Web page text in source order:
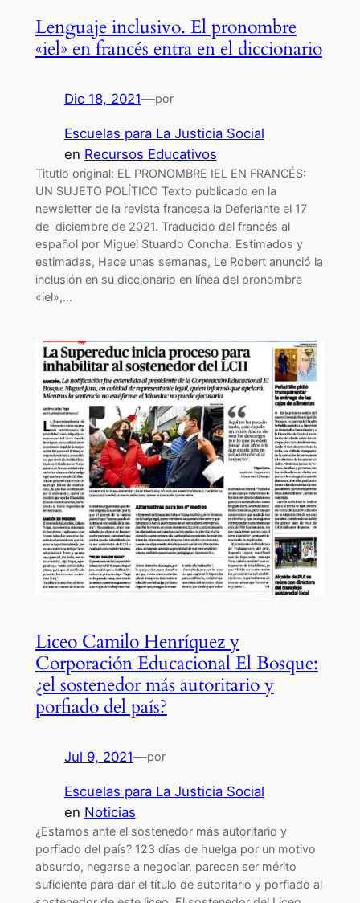
Lenguaje inclusivo. El pronombre
«iel» en francés entra en el diccionario
Dic 18, 2021—por
Escuelas para La Justicia Social
en Recursos Educativos
Titutlo original: EL PRONOMBRE IEL EN FRANCÉS:
UN SUJETO POLÍTICO Texto publicado en la
newsletter de la revista francesa la Deferlante el 17
de diciembre de 2021. Traducido del francés al
español por Miguel Stuardo Concha. Estimados y
estimadas, Hace unas semanas, Le Robert anunció la
inclusión en su diccionario en línea del pronombre
«iel»,…
Liceo Camilo Henríquez y
Corporación Educacional El Bosque:
¿el sostenedor más autoritario y
porfiado del país?
Jul 9, 2021—por
Escuelas para La Justicia Social
en Noticias
¿Estamos ante el sostenedor más autoritario y
porfiado del país? 123 días de huelga por un motivo
absurdo, negarse a negociar, parecen ser mérito
suficiente para dar el título de autoritario y porfiado al